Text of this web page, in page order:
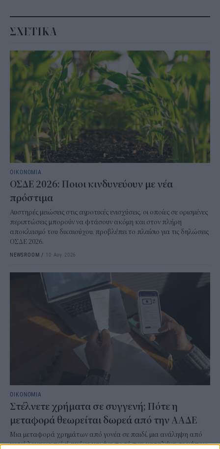
ΣΧΕΤΙΚΑ
ΟΙΚΟΝΟΜΙΑ
ΟΣΔΕ 2026: Ποιοι κινδυνεύουν με νέα
πρόστιμα
Αυστηρές μειώσεις στις αγροτικές ενισχύσεις, οι οποίες σε ορισμένες
περιπτώσεις μπορούν να φτάσουν ακόμη και στον πλήρη
αποκλεισμό του δικαιούχου, προβλέπει το πλαίσιο για τις δηλώσεις
ΟΣΔΕ 2026.
NEWSROOM / 10 Αυγ 2026
ΟΙΚΟΝΟΜΙΑ
Στέλνετε χρήματα σε συγγενή; Πότε η
μεταφορά θεωρείται δωρεά από την ΑΑΔΕ
Μια μεταφορά χρημάτων από γονέα σε παιδί, μια ανάληψη από
κοινό λογαριασμό ή ακόμη και ένα ποσό που καταλήγει σε κάποιο